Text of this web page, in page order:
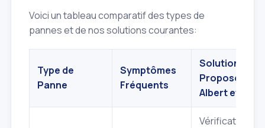
Voici un tableau comparatif des types de
pannes et de nos solutions courantes:
Type de
Panne
Symptômes
Fréquents
Solution
Proposée par
Albert et Fils
Vérification